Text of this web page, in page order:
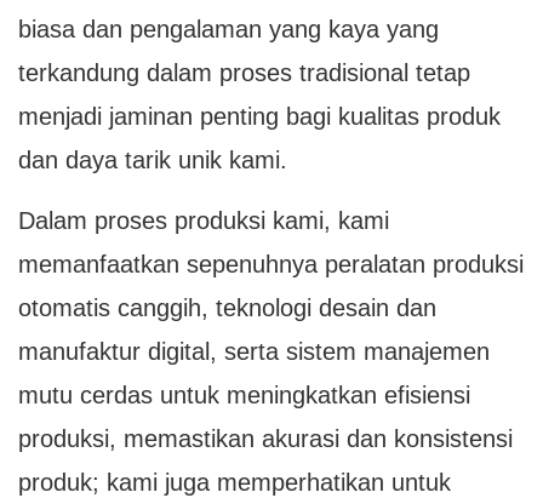
biasa dan pengalaman yang kaya yang
terkandung dalam proses tradisional tetap
menjadi jaminan penting bagi kualitas produk
dan daya tarik unik kami.
Dalam proses produksi kami, kami
memanfaatkan sepenuhnya peralatan produksi
otomatis canggih, teknologi desain dan
manufaktur digital, serta sistem manajemen
mutu cerdas untuk meningkatkan efisiensi
produksi, memastikan akurasi dan konsistensi
produk; kami juga memperhatikan untuk